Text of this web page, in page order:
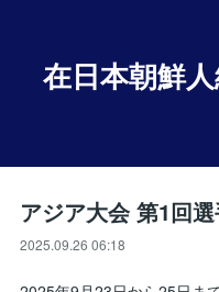
在日本朝鮮
アジア大会 第1回
2025.09.26 06:18